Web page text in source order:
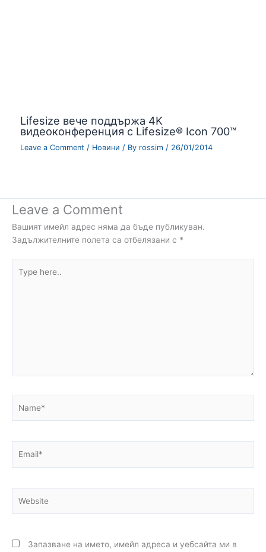
Lifesize вече поддържа 4K
видеоконференция с Lifesize® Icon 700™
Leave a Comment / Новини / By rossim / 26/01/2014
Leave a Comment
Вашият имейл адрес няма да бъде публикуван.
Задължителните полета са отбелязани с *
here..
Запазване на името, имейл адреса и уебсайта ми в